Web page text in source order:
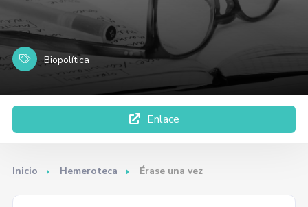
Biopolítica
Enlace
Inicio Hemeroteca Érase una vez